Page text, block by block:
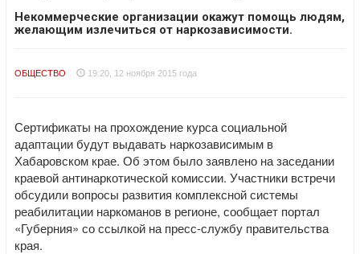
Некоммерческие организации окажут помощь людям,
желающим излечиться от наркозависимости.
ОБЩЕСТВО 19:20, 12 ноября 2015 года
Сертификаты на прохождение курса социальной
адаптации будут выдавать наркозависимым в
Хабаровском крае. Об этом было заявлено на заседании
краевой антинаркотической комиссии. Участники встречи
обсудили вопросы развития комплексной системы
реабилитации наркоманов в регионе, сообщает портал
«Губерния» со ссылкой на пресс-службу правительства
края.